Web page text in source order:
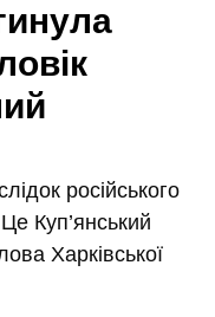
російського
Куп’янський
Харківської